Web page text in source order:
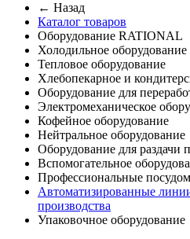
← Назад
Каталог товаров
Оборудование RATIONAL
Холодильное оборудование
Тепловое оборудование
Хлебопекарное и
Оборудование для
Электромеханическое
Кофейное оборудование
Нейтральное оборудование
Оборудование для раздачи
Вспомогательное
Профессиональные
Автоматизированные
производства
Упаковочное оборудование